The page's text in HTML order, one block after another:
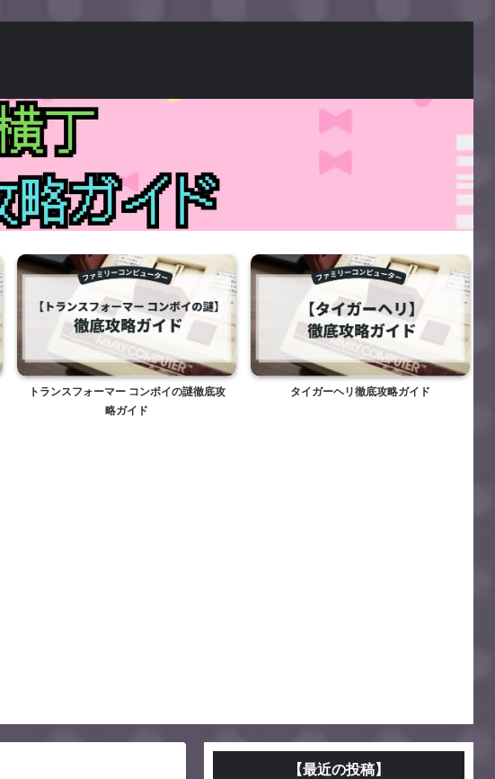
トランスフォーマー コンボイの謎徹底攻
略ガイド
タイガーヘリ徹底攻略ガイド
【最近の投稿】